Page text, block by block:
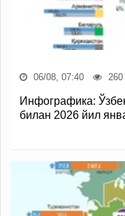
06/08, 07:40 260
Инфографика:
билан 2026 йил